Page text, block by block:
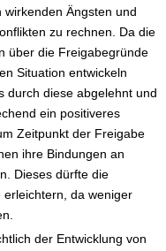
Ängsten und
zu rechnen. Da die
über die Freigabegründe
Situation entwickeln
durch diese abgelehnt und
ein positiveres
Zeitpunkt der Freigabe
ihre Bindungen an
Dieses dürfte die
erleichtern, da weniger
der Entwicklung von